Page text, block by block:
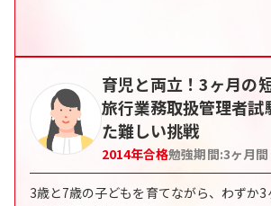
育児と両立！3ヶ月の
旅行業務取扱管理者試
た難しい挑戦
2014年合格勉強期間:3ヶ月間
3歳と7歳の子どもを育てながら、わずか